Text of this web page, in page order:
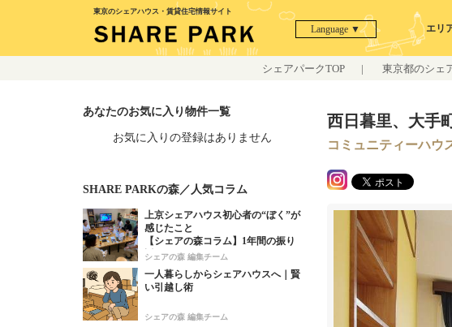
東京のシェアハウス・賃貸住宅情報サイト
Language ▼ エリ
シェアパークTOP | 東京都のシェ
西日暮里、大手
コミュニティーハウ
あなたのお気に入り物件一覧
お気に入りの登録はありません
SHARE PARKの森／人気コラム
上京シェアハウス初心者の“ぼく”が
感じたこと
【シェアの森コラム】1年間の振り
返り！
シェアの森 編集チーム
一人暮らしからシェアハウスへ｜賢
い引越し術
シェアの森 編集チーム